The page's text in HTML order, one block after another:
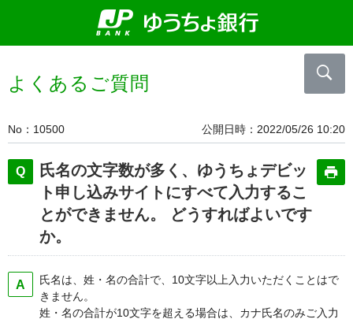
よくあるご質問
No 10500 公開日時 2022/05/26 10:20
氏名の文字数が多く、ゆうちょデビッ
ト申し込みサイトにすべて入力するこ
とができません。 どうすればよいです
か。
氏名は、姓・名の合計で、10文字以上入力いただくことはで
きません。
姓・名の合計が10文字を超える場合は、カナ氏名のみご入力